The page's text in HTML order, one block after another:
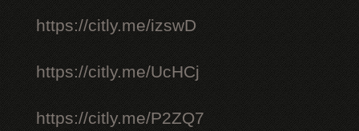
https://citly.me/izswD
https://citly.me/UcHCj
https://citly.me/P2ZQ7